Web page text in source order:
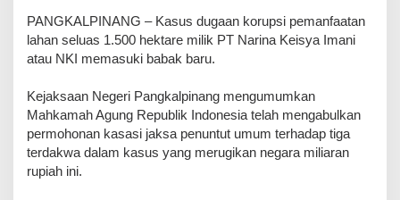
PANGKALPINANG – Kasus dugaan korupsi pemanfaatan
lahan seluas 1.500 hektare milik PT Narina Keisya Imani
atau NKI memasuki babak baru.
Kejaksaan Negeri Pangkalpinang mengumumkan
Mahkamah Agung Republik Indonesia telah mengabulkan
permohonan kasasi jaksa penuntut umum terhadap tiga
terdakwa dalam kasus yang merugikan negara miliaran
rupiah ini.